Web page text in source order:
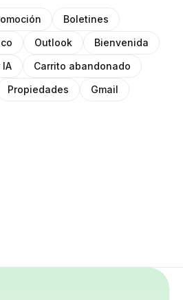
Boletines
Outlook
Bienvenida
Carrito abandonado
Propiedades Gmail